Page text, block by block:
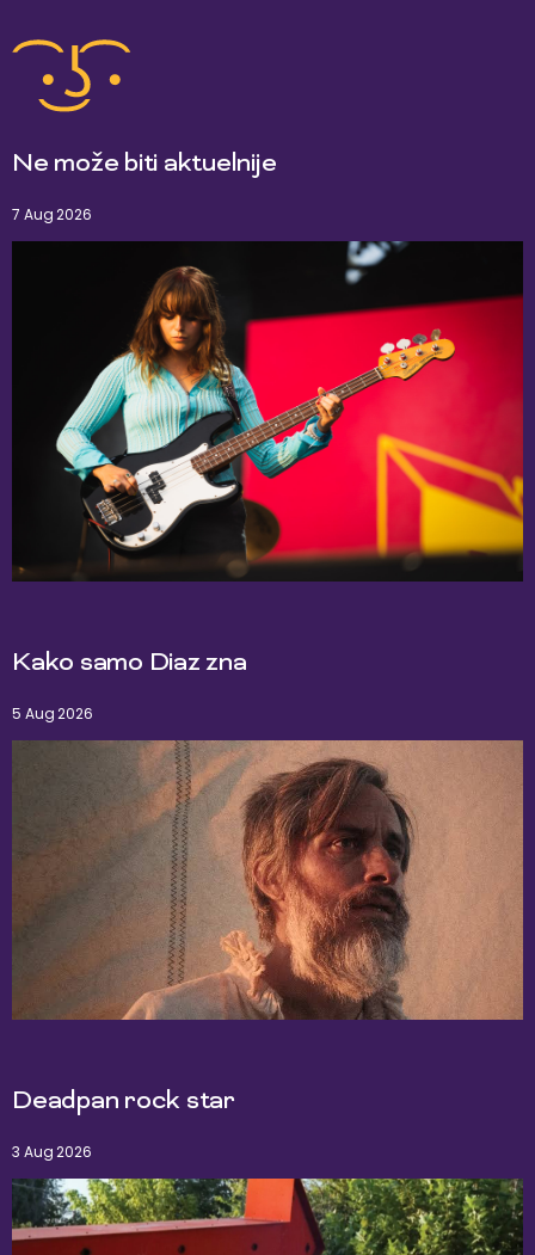
Ne može biti aktuelnije
7 Aug 2026
Kako samo Diaz zna
5 Aug 2026
Deadpan rock star
3 Aug 2026